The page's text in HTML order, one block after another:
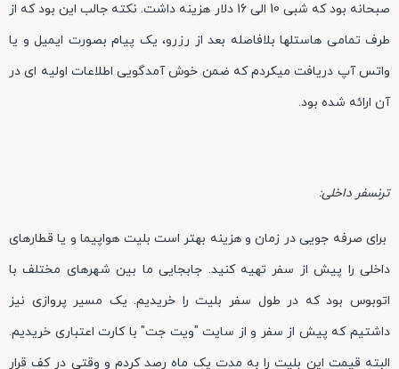
صبحانه بود که شبی 10 الی 16 دلار هزینه داشت. نکته جالب این بود که از
طرف تمامی هاستلها بلافاصله بعد از رزرو، یک پیام بصورت ایمیل و یا
واتس آپ دریافت میکردم که ضمن خوش آمدگویی اطلاعات اولیه ای در
آن ارائه شده بود.
ترنسفر داخلی:
برای صرفه جویی در زمان و هزینه بهتر است بلیت هواپیما و یا قطارهای
داخلی را پیش از سفر تهیه کنید. جابجایی ما بین شهرهای مختلف با
اتوبوس بود که در طول سفر بلیت را خریدیم. یک مسیر پروازی نیز
داشتیم که پیش از سفر و از سایت "ویت جت" با کارت اعتباری خریدیم.
البته قیمت این بلیت را به مدت یک ماه رصد کردم و وقتی در کف قرار